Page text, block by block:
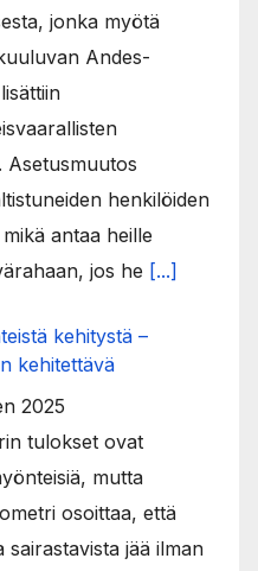
jonka myötä
Andes-
henkilöiden
antaa heille
jos he [...]
kehitystä –
kehitettävä
2025
tulokset ovat
mutta
osoittaa, että
sairastavista jää ilman